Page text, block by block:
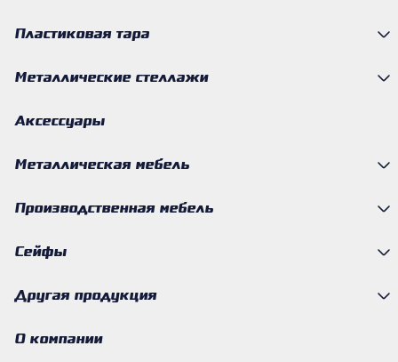
Пластиковая тара
Металлические стеллажи
Аксессуары
Металлическая мебель
Производственная мебель
Сейфы
Другая продукция
О компании